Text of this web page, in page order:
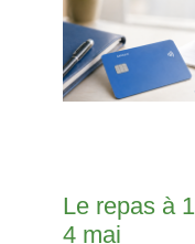
Le repas à
4 mai